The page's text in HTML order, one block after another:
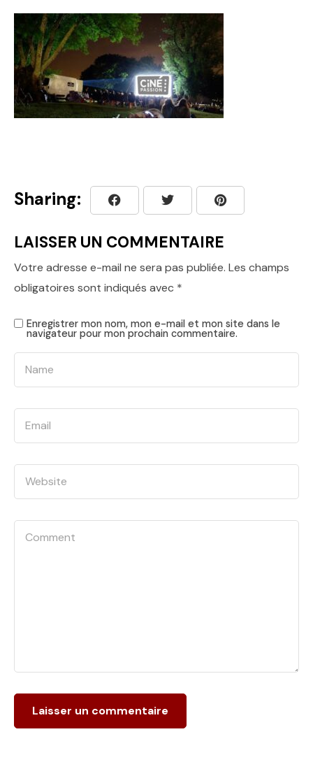
Sharing:
LAISSER UN COMMENTAIRE
Votre adresse e-mail ne sera pas publiée. Les champs
obligatoires sont indiqués avec *
Enregistrer mon nom, mon e-mail et mon site dans le
navigateur pour mon prochain commentaire.